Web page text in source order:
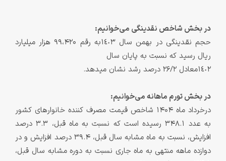
در بخش شاخص نقدینگی می‌خوانیم:
حجم نقدینگی در بهمن سال ١٤٠٣به رقم 99،420 هزار میلیارد
ریال رسید که نسبت به پایان سال
١٤٠٢معادل 26/2 درصد رشد نشان میدهد.
در بخش تورم ماهانه می‌خوانیم:
درخرداد ماه 1404 شاخص قیمت مصرف کننده خانوارهای کشور
به عدد 348.1 رسیده است که نسبت به ماه قبل، 3.3 درصد
افزایش، نسبت به ماه مشابه سال قبل، 39.4 درصد افزایش و در
دوازده ماهه منتهی به ماه جاری نسبت به دوره مشابه سال قبل،